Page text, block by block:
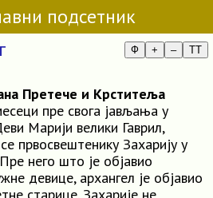
подсетник
Ф + – TT
Претече и Крститеља
пре свога јављања у
Марији велики Гаврил,
првосвештенику Захарију у
него што је објавио
девице, архангел је објавио